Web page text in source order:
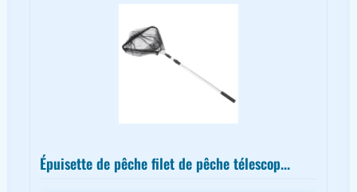
Épuisette de pêche filet de pêche télescop...